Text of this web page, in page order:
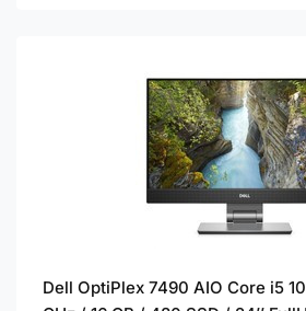
Dell OptiPlex 7490 AIO Core i5